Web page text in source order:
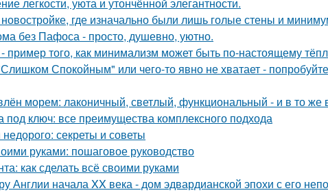
где изначально были лишь голые стены и
без Пафоса - просто, душевно, уютно.
пример того, как минимализм может быть по-настоящему
Спокойным" или чего-то явно не хватает -
морем: лаконичный, светлый, функциональный - и в то
под ключ: все преимущества комплексного подхода
секреты и советы
руками: пошаговое руководство
как сделать всё своими руками
Англии начала XX века - дом эдвардианской эпохи с его